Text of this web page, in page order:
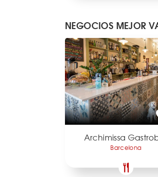
NEGOCIOS MEJOR
Archimissa
Barcelona